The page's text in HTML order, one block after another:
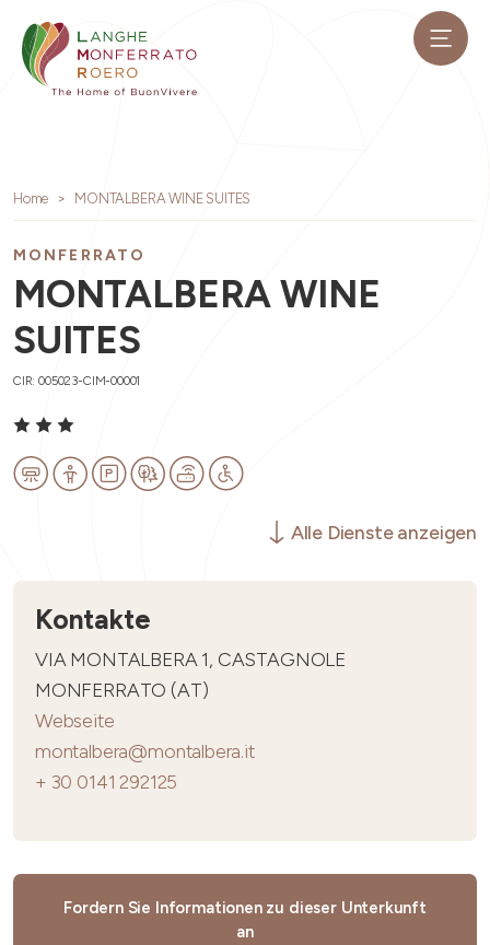
Home MONTALBERA WINE SUITES
MONFERRATO
MONTALBERA WINE
SUITES
CIR: 005023-CIM-00001
Alle Dienste anzeigen
Kontakte
VIA MONTALBERA 1, CASTAGNOLE
MONFERRATO (AT)
Webseite
montalbera@montalbera.it
+ 30 0141 292125
Fordern Sie Informationen zu dieser Unterkunft
an